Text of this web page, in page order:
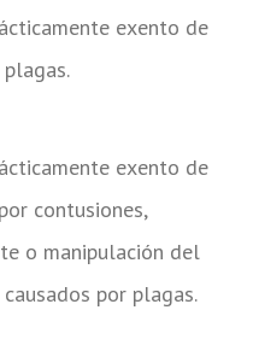
exento de
exento de
contusiones,
o manipulación del
por plagas.